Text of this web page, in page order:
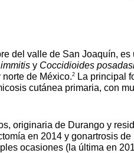
del valle de San Joaquín,
y Coccidioides
de México.2
La principal
cutánea primaria, con
originaria de Durango y
en 2014 y gonartrosis
ocasiones (la última en